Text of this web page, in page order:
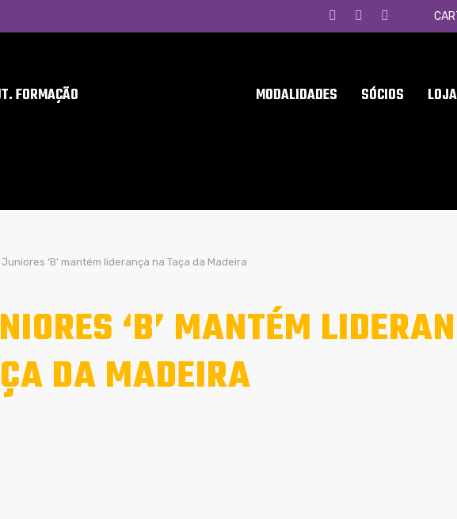
FORMAÇÃO MODALIDADES SÓCIOS LOJA
Juniores ‘B’ mantém liderança na Taça da Madeira
‘B’ MANTÉM
DA MADEIRA